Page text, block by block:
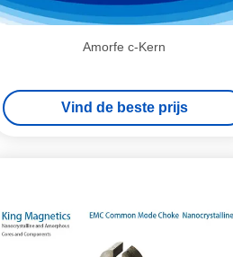
Amorfe c-Kern
Vind de beste prijs